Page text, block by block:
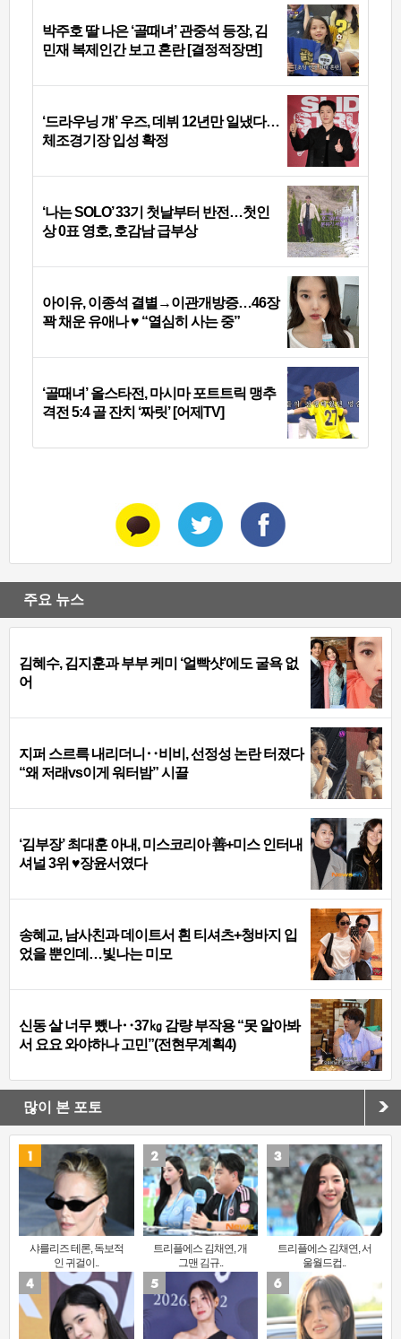
박주호 딸 나은 ‘골때녀’ 관중석 등장, 김
민재 복제인간 보고 혼란 [결정적장면]
‘드라우닝 걔’ 우즈, 데뷔 12년만 일냈다…
체조경기장 입성 확정
‘나는 SOLO’ 33기 첫날부터 반전…첫인
상 0표 영호, 호감남 급부상
아이유, 이종석 결별→이관개방증…46장
꽉 채운 유애나 ♥ “열심히 사는 중”
‘골때녀’ 올스타전, 마시마 포트트릭 맹추
격전 5:4 골 잔치 ‘짜릿’ [어제TV]
주요 뉴스
김혜수, 김지훈과 부부 케미 ‘얼빡샷’에도 굴욕 없
어
지퍼 스르륵 내리더니‥비비, 선정성 논란 터졌다
“왜 저래vs이게 워터밤” 시끌
‘김부장’ 최대훈 아내, 미스코리아 善+미스 인터내
셔널 3위 ♥장윤서였다
송혜교, 남사친과 데이트서 흰 티셔츠+청바지 입
었을 뿐인데…빛나는 미모
신동 살 너무 뺐나‥37㎏ 감량 부작용 “못 알아봐
서 요요 와야하나 고민”(전현무계획4)
많이 본 포토
샤를리즈 테론, 독보적
인 귀걸이..
트리플에스 김채연, 개
그맨 김규..
트리플에스 김채연, 서
울월드컵..